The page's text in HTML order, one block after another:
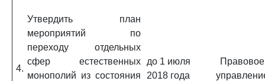
4.
Утвердить план
мероприятий по
переходу отдельных
сфер естественных
монополий из состояния
до 1 июля
2018 года
Правовое